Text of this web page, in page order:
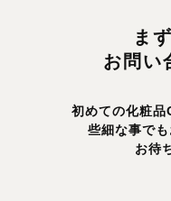
ま
お問い
初めての化粧品
些細な事で
お待